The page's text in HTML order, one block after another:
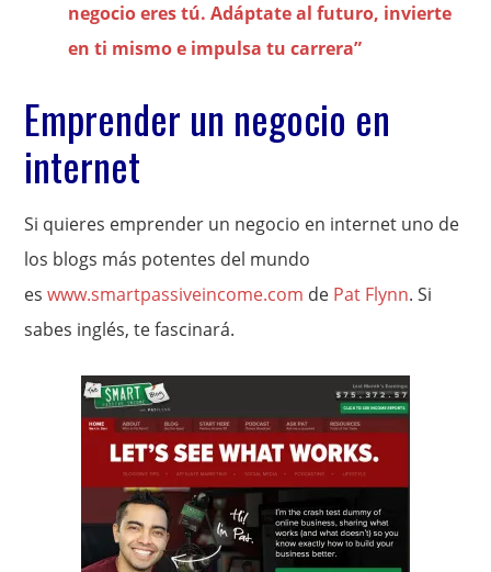
negocio eres tú. Adáptate al futuro, invierte
en ti mismo e impulsa tu carrera”
Emprender un negocio en
internet
Si quieres emprender un negocio en internet uno de
los blogs más potentes del mundo
eswww.smartpassiveincome.com de Pat Flynn. Si
sabes inglés, te fascinará.